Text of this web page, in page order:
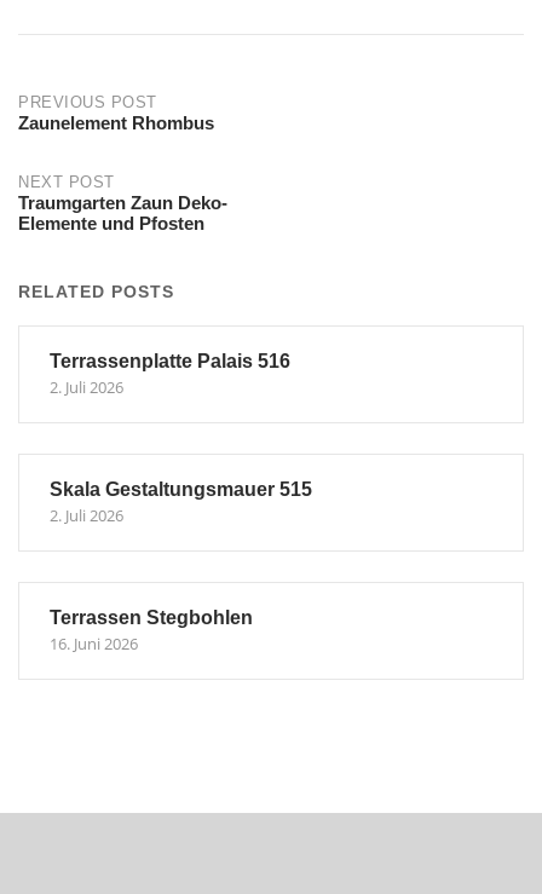
Post
PREVIOUS POST
Zaunelement Rhombus
NEXT POST
Traumgarten Zaun Deko-
Elemente und Pfosten
RELATED POSTS
Terrassenplatte Palais 516
2. Juli 2026
Skala Gestaltungsmauer 515
2. Juli 2026
Terrassen Stegbohlen
16. Juni 2026